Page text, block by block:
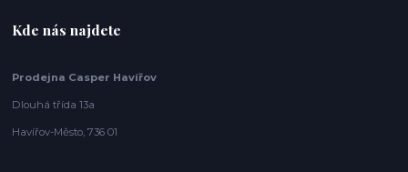
Kde nás najdete
Prodejna Casper Havířov
Dlouhá třída 13a
Havířov-Město, 736 01